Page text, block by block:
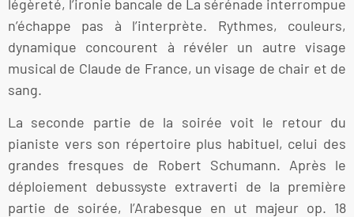
légèreté, l’ironie bancale de La sérénade interrompue
n’échappe pas à l’interprète. Rythmes, couleurs,
dynamique concourent à révéler un autre visage
musical de Claude de France, un visage de chair et de
sang.
La seconde partie de la soirée voit le retour du
pianiste vers son répertoire plus habituel, celui des
grandes fresques de Robert Schumann. Après le
déploiement debussyste extraverti de la première
partie de soirée, l’Arabesque en ut majeur op. 18